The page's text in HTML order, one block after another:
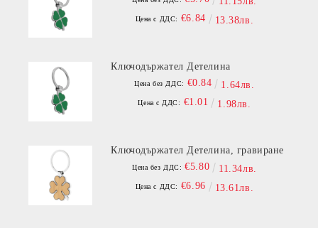
Цена с ДДС: €6.84 13.38лв.
Ключодържател Детелина
Цена без ДДС: €0.84 1.64лв.
Цена с ДДС: €1.01 1.98лв.
Ключодържател Детелина, гравиране
Цена без ДДС: €5.80 11.34лв.
Цена с ДДС: €6.96 13.61лв.